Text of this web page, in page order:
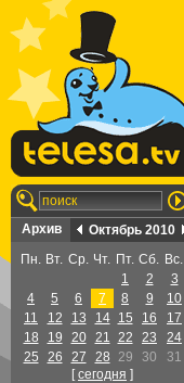
Архив
Октябрь 2010
Пн. Вт. Ср. Чт. Пт. Сб. Вс.
1
2
3
4
5 6 7 8 9
10
11
12 13 14 15 16
17
18
19 20 21 22 23
24
25
26 27 28 29 30
31
[cегодня ]